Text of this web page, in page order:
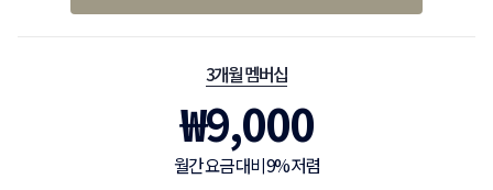
3개월 멤버십
₩9,000
월간 요금 대비 9% 저렴